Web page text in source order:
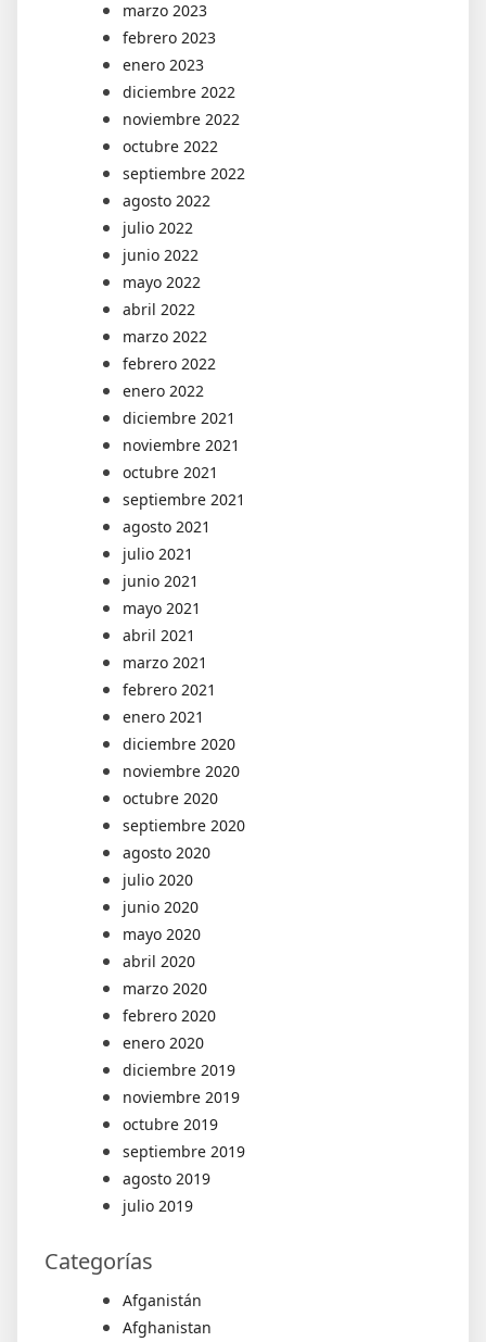
marzo 2023
febrero 2023
enero 2023
diciembre 2022
noviembre 2022
octubre 2022
septiembre 2022
agosto 2022
julio 2022
junio 2022
mayo 2022
abril 2022
marzo 2022
febrero 2022
enero 2022
diciembre 2021
noviembre 2021
octubre 2021
septiembre 2021
agosto 2021
julio 2021
junio 2021
mayo 2021
abril 2021
marzo 2021
febrero 2021
enero 2021
diciembre 2020
noviembre 2020
octubre 2020
septiembre 2020
agosto 2020
julio 2020
junio 2020
mayo 2020
abril 2020
marzo 2020
febrero 2020
enero 2020
diciembre 2019
noviembre 2019
octubre 2019
septiembre 2019
agosto 2019
julio 2019
Categorías
Afganistán
Afghanistan